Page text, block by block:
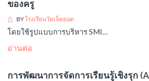
ของครู
BYโรงเรียนวัดเจ็ดยอด
โดยใช้รูปแบบการบริหาร SMI…
อ่านต่อ
การพัฒนาการจัดการเรียนรู้เชิงรุก